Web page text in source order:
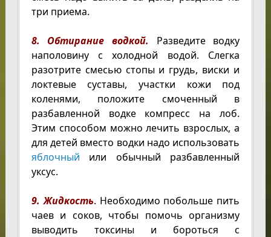
три приема.
8. Обтирание водкой. Разведите водку
наполовину с холодной водой. Слегка
разотрите смесью стопы и грудь, виски и
локтевые суставы, участки кожи под
коленями, положите смоченный в
разбавленной водке компресс на лоб.
Этим способом можно лечить взрослых, а
для детей вместо водки надо использовать
яблочный или обычный разбавленный
уксус.
9. Жидкость. Необходимо побольше пить
чаев и соков, чтобы помочь организму
выводить токсины и бороться с